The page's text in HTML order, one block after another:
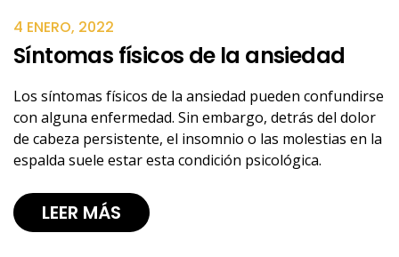
4 ENERO, 2022
Síntomas físicos de la ansiedad
Los síntomas físicos de la ansiedad pueden confundirse
con alguna enfermedad. Sin embargo, detrás del dolor
de cabeza persistente, el insomnio o las molestias en la
espalda suele estar esta condición psicológica.
LEER MÁS